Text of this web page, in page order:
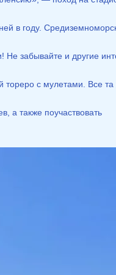
в году.
забывайте и другие
тореро с мулетами. Все та
а также поучаствовать